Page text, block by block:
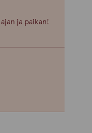
ja paikan!